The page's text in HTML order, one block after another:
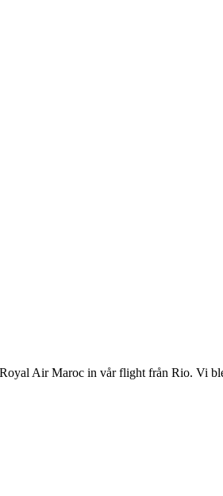
Air Maroc in vår flight från Rio. Vi